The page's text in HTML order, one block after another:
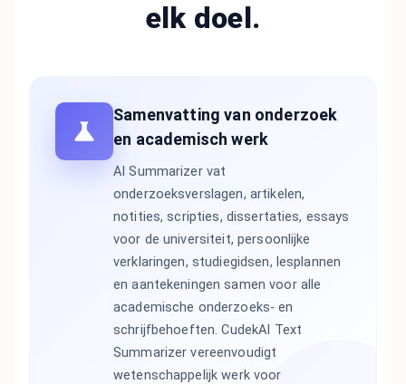
elk doel.
Samenvatting van onderzoek
en academisch werk
AI Summarizer vat
onderzoeksverslagen, artikelen,
notities, scripties, dissertaties, essays
voor de universiteit, persoonlijke
verklaringen, studiegidsen, lesplannen
en aantekeningen samen voor alle
academische onderzoeks- en
schrijfbehoeften. CudekAI Text
Summarizer vereenvoudigt
wetenschappelijk werk voor